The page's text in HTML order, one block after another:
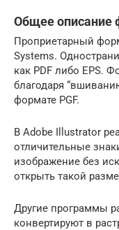
Общее описание
Проприетарный
Systems.
как PDF либо EPS.
благодаря
формате PGF.
В Adobe Illustrator
отличительные
изображение без
открыть такой
Другие программы
конвертируют в